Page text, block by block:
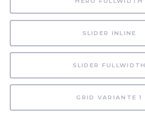
SLIDER INLINE
SLIDER FULLWIDTH
GRID VARIANTE 1